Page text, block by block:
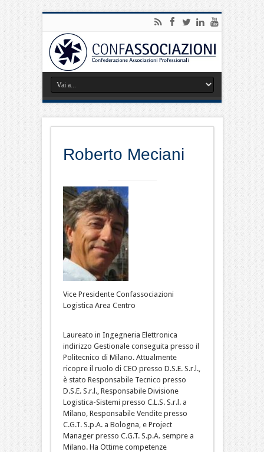
Roberto Meciani
Vice Presidente Confassociazioni
Logistica Area Centro
Laureato in Ingegneria Elettronica
indirizzo Gestionale conseguita presso il
Politecnico di Milano. Attualmente
ricopre il ruolo di CEO presso D.S.E. S.r.l.,
è stato Responsabile Tecnico presso
D.S.E. S.r.l., Responsabile Divisione
Logistica-Sistemi presso C.L.S. S.r.l. a
Milano, Responsabile Vendite presso
C.G.T. S.p.A. a Bologna, e Project
Manager presso C.G.T. S.p.A. sempre a
Milano. Ha Ottime competenze